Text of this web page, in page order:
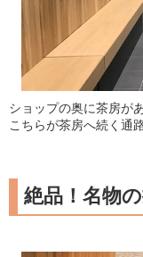
ショップの奥に茶房が
こちらが茶房へ続く通
絶品！名物